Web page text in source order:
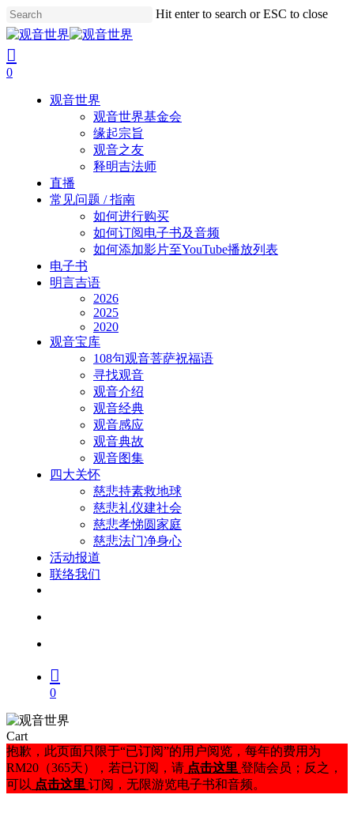
Skip
to
main
content
Hit enter to search or ESC to close
Close
Search
search
account
0
观音世界
观音世界基金会
缘起宗旨
观音之友
释明吉法师
直播
常见问题 / 指南
如何进行购买
如何订阅电子书及音频
如何添加影片至YouTube播放列表
电子书
明言吉语
2026
2025
2020
观音宝库
108句观音菩萨祝福语
寻找观音
观音介绍
观音经典
观音感应
观音典故
观音图集
四大关怀
慈悲持素救地球
慈悲礼仪建社会
慈悲孝悌圆家庭
慈悲法门净身心
活动报道
联络我们
0
CartClose
Cart
抱歉，此页面只限于“已订阅”的用户阅览，每年的费用为
RM20（365天），若已订阅，请 点击这里 登陆会员；反之，
可以 点击这里 订阅，无限游览电子书和音频。